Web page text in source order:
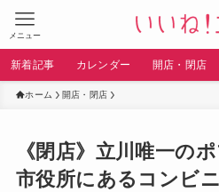
メニュー
新着記事 カレンダー 開店・閉店
ホーム 開店・閉店
《閉店》立川唯一の
市役所にあるコンビ